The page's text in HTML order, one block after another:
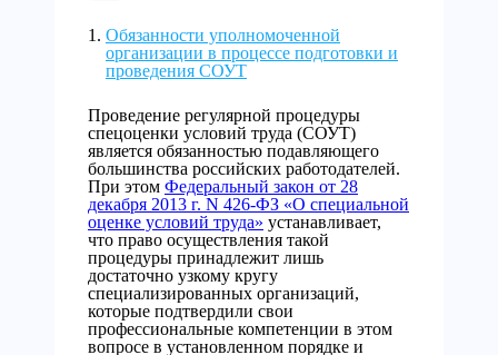
Обязанности уполномоченной
организации в процессе подготовки и
проведения СОУТ
Проведение регулярной процедуры
спецоценки условий труда (СОУТ)
является обязанностью подавляющего
большинства российских работодателей.
При этом Федеральный закон от 28
декабря 2013 г. N 426-ФЗ «О специальной
оценке условий труда» устанавливает,
что право осуществления такой
процедуры принадлежит лишь
достаточно узкому кругу
специализированных организаций,
которые подтвердили свои
профессиональные компетенции в этом
вопросе в установленном порядке и